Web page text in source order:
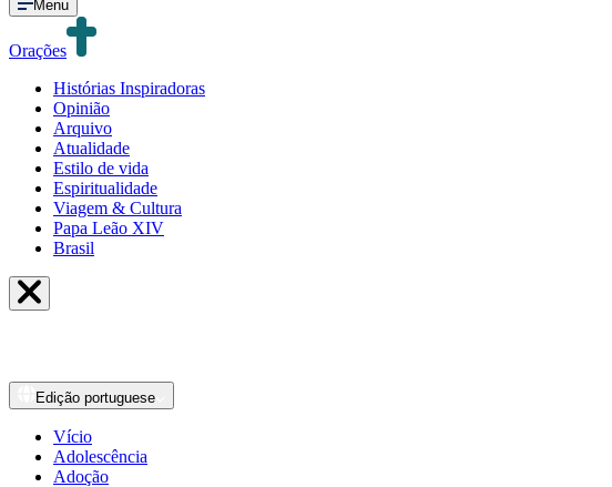
Menu
Orações
Histórias Inspiradoras
Opinião
Arquivo
Atualidade
Estilo de vida
Espiritualidade
Viagem & Cultura
Papa Leão XIV
Brasil
Edição portuguese
Vício
Adolescência
Adoção